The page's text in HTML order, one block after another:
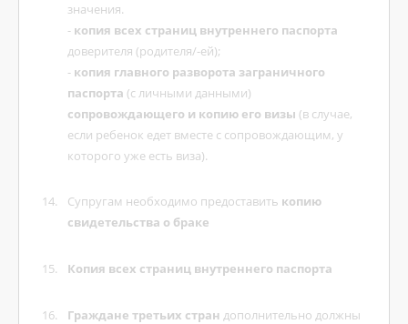
значения.
- копия всех страниц внутреннего паспорта
доверителя (родителя/-ей);
- копия главного разворота заграничного
паспорта (с личными данными)
сопровождающего и копию его визы (в случае,
если ребенок едет вместе с сопровождающим, у
которого уже есть виза).
Супругам необходимо предоставить копию
свидетельства о браке
Копия всех страниц внутреннего паспорта
Граждане третьих стран дополнительно должны